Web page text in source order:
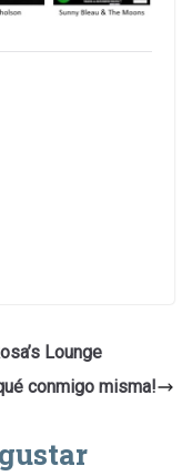
Lounge
conmigo misma!